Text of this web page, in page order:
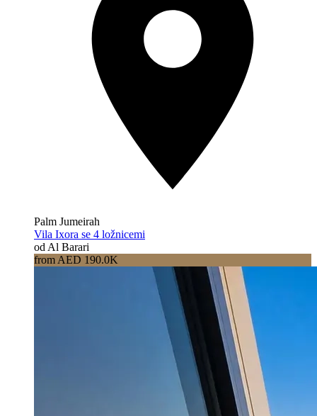
Palm Jumeirah
Vila Ixora se 4 ložnicemi
od Al Barari
from AED 190.0K